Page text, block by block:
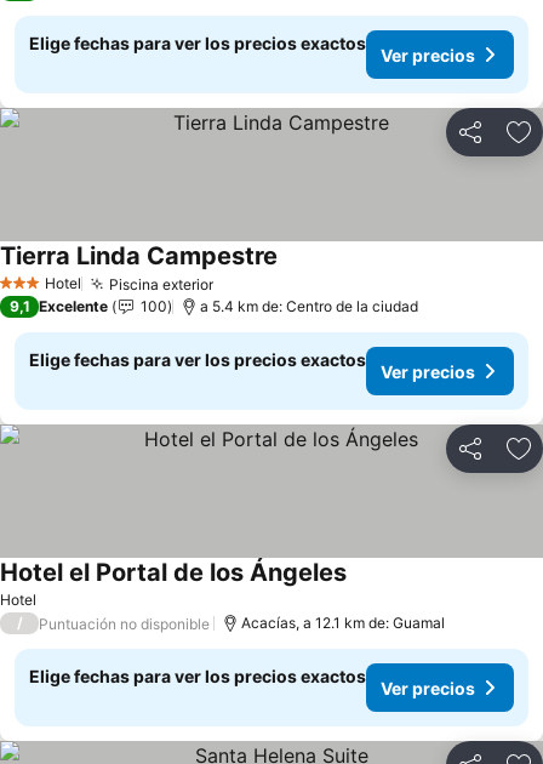
Elige fechas para ver los precios exactos
Ver precios
Compartir
3 Estrellas
Hotel Piscina exterior
Tierra Linda Campestre
9,1 Excelente 100 a 5.4 km de: Centro de la ciudad
Elige fechas para ver los precios exactos
Ver precios
Compartir
Hotel
Hotel el Portal de los Ángeles
/ Puntuación no disponible Acacías, a 12.1 km de: Guamal
Elige fechas para ver los precios exactos
Ver precios